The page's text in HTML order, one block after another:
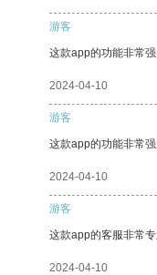
游客
这款app的功能非常
2024-04-10
游客
这款app的功能非常
2024-04-10
游客
这款app的客服非常
2024-04-10